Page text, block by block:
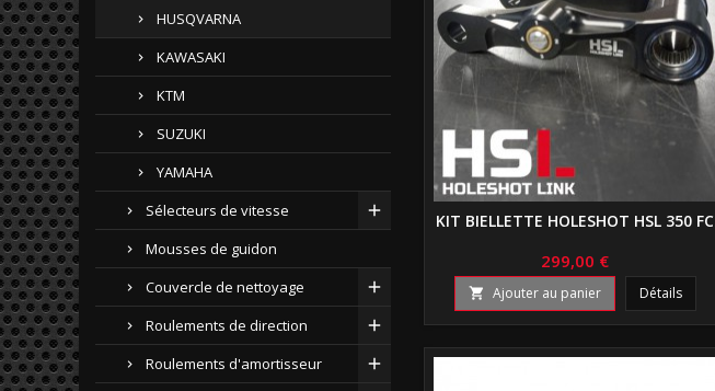
HUSQVARNA
KAWASAKI
KTM
SUZUKI
YAMAHA
Sélecteurs de vitesse
Mousses de guidon
Couvercle de nettoyage
Roulements de direction
Roulements d'amortisseur
KIT BIELLETTE HOLESHOT HSL 350 FC
299,00 €
 Ajouter au panier Détails